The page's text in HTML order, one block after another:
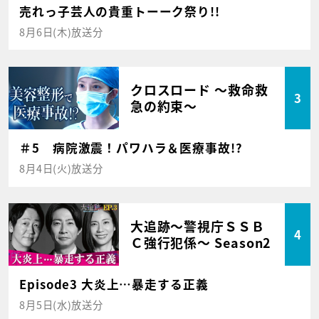
売れっ子芸人の貴重トーーク祭り!!
8月6日(木)放送分
クロスロード ～救命救
急の約束～
3
＃5 病院激震！パワハラ＆医療事故!?
8月4日(火)放送分
大追跡～警視庁ＳＳＢ
Ｃ強行犯係～ Season2
4
Episode3 大炎上…暴走する正義
8月5日(水)放送分